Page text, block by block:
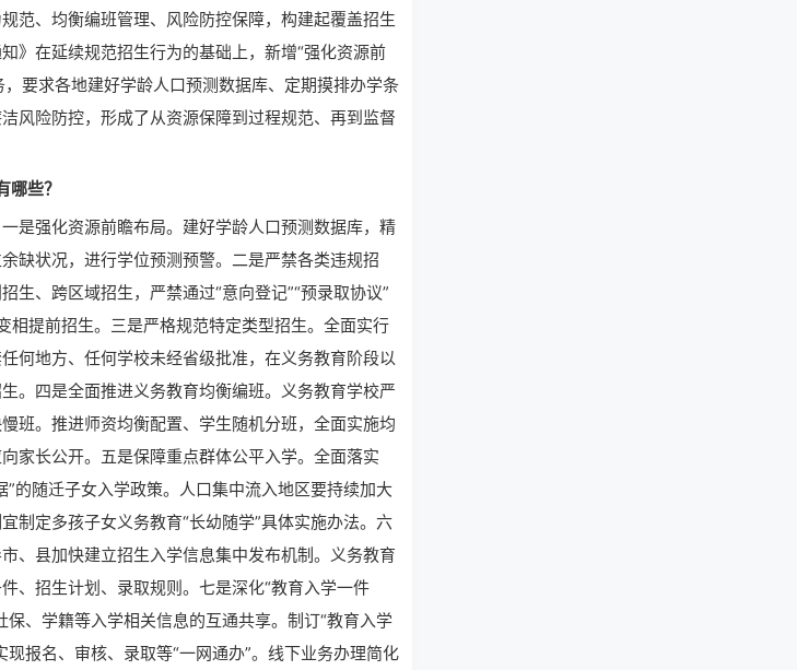
范、均衡编班管理、风险防控保障，构建起覆盖招生
》在延续规范招生行为的基础上，新增“强化资源前
，要求各地建好学龄人口预测数据库、定期摸排办学条
风险防控，形成了从资源保障到过程规范、再到监督
些？
强化资源前瞻布局。建好学龄人口预测数据库，精
缺状况，进行学位预测预警。二是严禁各类违规招
生、跨区域招生，严禁通过“意向登记”“预录取协议”
相提前招生。三是严格规范特定类型招生。全面实行
何地方、任何学校未经省级批准，在义务教育阶段以
。四是全面推进义务教育均衡编班。义务教育学校严
班。推进师资均衡配置、学生随机分班，全面实施均
家长公开。五是保障重点群体公平入学。全面落实
的随迁子女入学政策。人口集中流入地区要持续加大
制定多孩子女义务教育“长幼随学”具体实施办法。六
、县加快建立招生入学信息集中发布机制。义务教育
、招生计划、录取规则。七是深化“教育入学一件
、学籍等入学相关信息的互通共享。制订“教育入学
报名、审核、录取等“一网通办”。线下业务办理简化